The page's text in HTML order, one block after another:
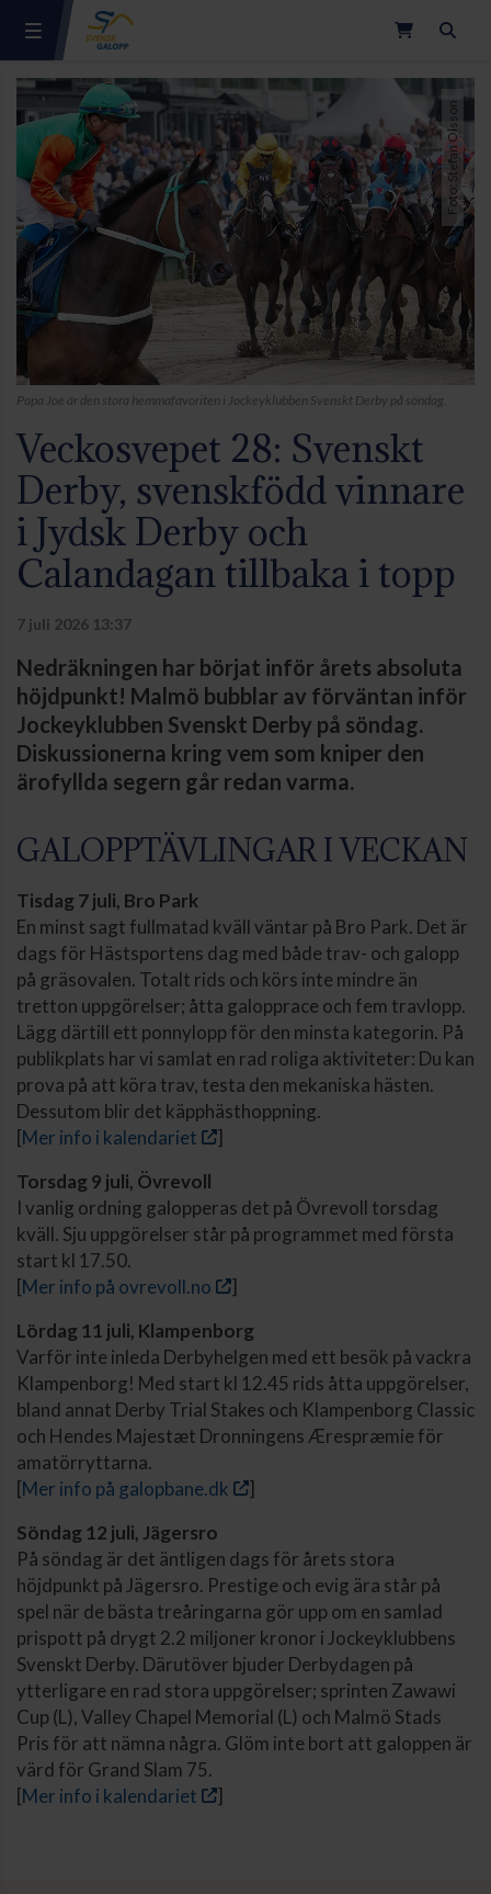
Foto: Stefan Olsson
Papa Joe är den stora hemmafavoriten i Jockeyklubben Svenskt Derby på söndag.
Veckosvepet 28: Svenskt
Derby, svenskfödd vinnare
i Jydsk Derby och
Calandagan tillbaka i topp
7 juli 2026 13:37
Nedräkningen har börjat inför årets absoluta
höjdpunkt! Malmö bubblar av förväntan inför
Jockeyklubben Svenskt Derby på söndag.
Diskussionerna kring vem som kniper den
ärofyllda segern går redan varma.
GALOPPTÄVLINGAR I VECKAN
Tisdag 7 juli, Bro Park
En minst sagt fullmatad kväll väntar på Bro Park. Det är
dags för Hästsportens dag med både trav- och galopp
på gräsovalen. Totalt rids och körs inte mindre än
tretton uppgörelser; åtta galopprace och fem travlopp.
Lägg därtill ett ponnylopp för den minsta kategorin. På
publikplats har vi samlat en rad roliga aktiviteter: Du kan
prova på att köra trav, testa den mekaniska hästen.
Dessutom blir det käpphästhoppning.
[Mer info i kalendariet
]
Torsdag 9 juli, Övrevoll
I vanlig ordning galopperas det på Övrevoll torsdag
kväll. Sju uppgörelser står på programmet med första
start kl 17.50.
[Mer info på ovrevoll.no
]
Lördag 11 juli, Klampenborg
Varför inte inleda Derbyhelgen med ett besök på vackra
Klampenborg! Med start kl 12.45 rids åtta uppgörelser,
bland annat Derby Trial Stakes och Klampenborg Classic
och Hendes Majestæt Dronningens Ærespræmie för
amatörryttarna.
[Mer info på galopbane.dk
]
Söndag 12 juli, Jägersro
På söndag är det äntligen dags för årets stora
höjdpunkt på Jägersro. Prestige och evig ära står på
spel när de bästa treåringarna gör upp om en samlad
prispott på drygt 2.2 miljoner kronor i Jockeyklubbens
Svenskt Derby. Därutöver bjuder Derbydagen på
ytterligare en rad stora uppgörelser; sprinten Zawawi
Cup (L), Valley Chapel Memorial (L) och Malmö Stads
Pris för att nämna några. Glöm inte bort att galoppen är
värd för Grand Slam 75.
[Mer info i kalendariet ]